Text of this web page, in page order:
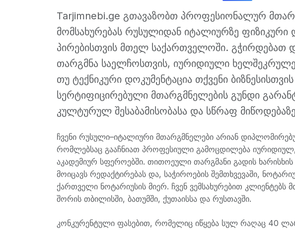
Tarjimnebi.ge გთავაზობთ პროფესიონალურ
მომსახურებას რუსულიდან იტალიურზე
პირებისთვის მთელ საქართველოში. გჭირდებათ
თარგმნა საელჩოსთვის, იურიდიული
თუ ტექნიკური დოკუმენტაცია თქვენი
სერტიფიცირებული მთარგმნელების გუნდი
კულტურულ შესაბამისობასა და სწრაფ
ჩვენი რუსული–იტალიური მთარგმნელები არიან
რომლებსაც გააჩნიათ პროფესიული გამოცდილება
აკადემიურ სფეროებში. თითოეული თარგმანი გადის
მოიცავს რედაქტირებას და, საჭიროების შემთხვევაში,
ქართველი ნოტარიუსის მიერ. ჩვენ ვემსახურებით
შორის თბილისში, ბათუმში, ქუთაისსა და რუსთავში.
კონკურენტული ფასებით, რომელიც იწყება სულ რაღაც 40